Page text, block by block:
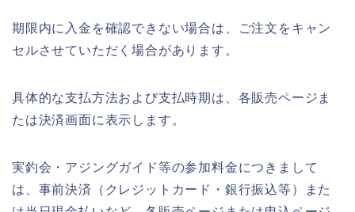
期限内に入金を確認できない場合は、ご注文をキャン
セルさせていただく場合があります。
具体的な支払方法および支払時期は、各販売ページま
たは決済画面に表示します。
実釣会・アジングガイド等の参加料金につきまして
は、事前決済（クレジットカード・銀行振込等）また